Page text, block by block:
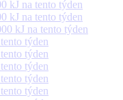
kJ na tento týden
kJ na tento týden
kJ na tento týden
týden
týden
týden
týden
týden